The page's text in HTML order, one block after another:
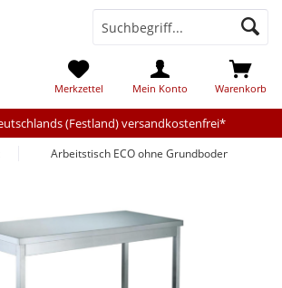
(Festland) versandkostenfrei*
Warenkorb
Merkzettel Mein Konto
Arbeitstisch ECO ohne Grundboden